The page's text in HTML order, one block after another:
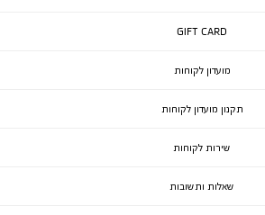
GIFT CARD
מועדון לקוחות
תקנון מועדון לקוחות
שירות לקוחות
שאלות ותשובות